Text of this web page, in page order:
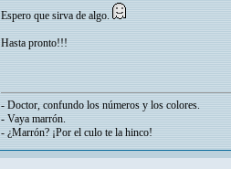
Espero que sirva de algo.
Hasta pronto!!!
- Doctor, confundo los números y los colores.
- Vaya marrón.
- ¿Marrón? ¡Por el culo te la hinco!